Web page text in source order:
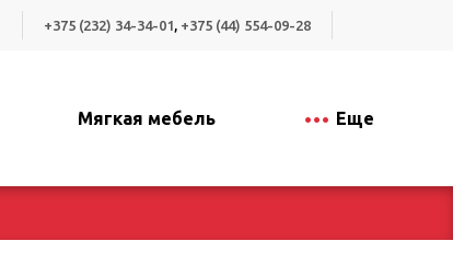
+375 (232) 34-34-01, +375 (44) 554-09-28
Мягкая мебель Еще